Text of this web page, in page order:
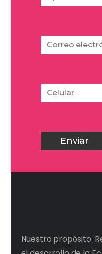
Nuestro propósito: